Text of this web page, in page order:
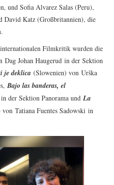
und Sofia Alvarez Salas (Peru),
Katz (Großbritannien), die
Filmkritik wurden die
Dag Johan Haugerud in der Sektion
je deklica (Slowenien) von Urška
Bajo las banderas, el
der Sektion Panorama und La
von Tatiana Fuentes Sadowski in